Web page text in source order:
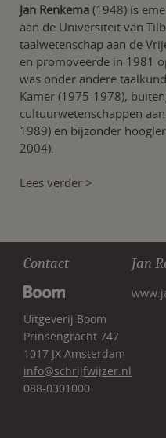
Jan Renkema (1948) is
aan de Universiteit van
taalwetenschap aan de
en promoveerde in 1981
was onder andere
Kamer (1975-1978),
cultuurwetenschappen
1989) en bijzonder
2004).
Lees verder >
Contact
Uitgeverij Boom
Prinsengracht 747
1017 JX Amsterdam
info@schrijfwijzer.nl
088-0301000
Jan